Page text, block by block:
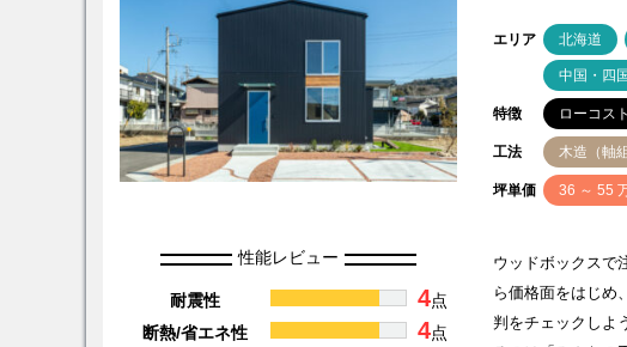
エリア 北海道
中国・四
特徴 ローコス
工法 木造（軸
坪単価 36 ～ 55
性能レビュー
耐震性 4点
断熱/省エネ性
4点
ウッドボックスで
ら価格面をはじめ
判をチェックしよ